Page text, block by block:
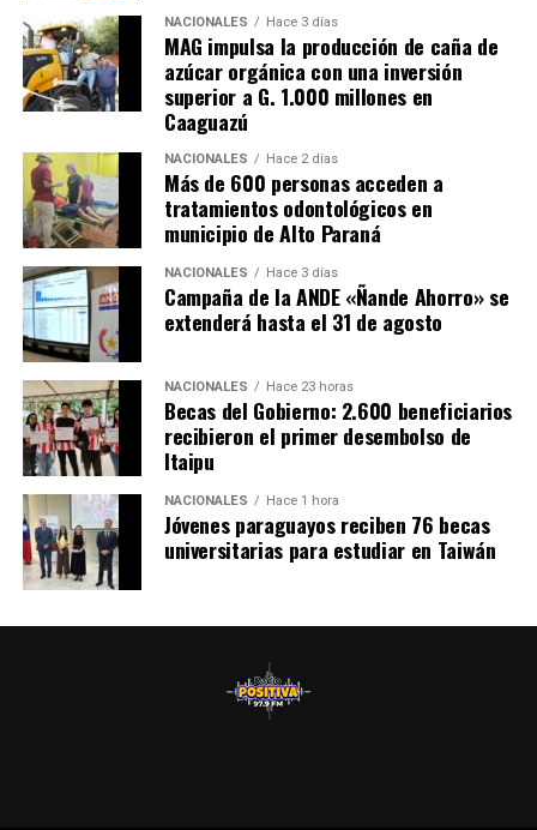
NACIONALES Hace 3 días
MAG impulsa la producción de caña de
azúcar orgánica con una inversión
superior a G. 1.000 millones en
Caaguazú
NACIONALES Hace 2 días
Más de 600 personas acceden a
tratamientos odontológicos en
municipio de Alto Paraná
NACIONALES Hace 3 días
Campaña de la ANDE «Ñande Ahorro» se
extenderá hasta el 31 de agosto
NACIONALES Hace 23 horas
Becas del Gobierno: 2.600 beneficiarios
recibieron el primer desembolso de
Itaipu
NACIONALES Hace 1 hora
Jóvenes paraguayos reciben 76 becas
universitarias para estudiar en Taiwán